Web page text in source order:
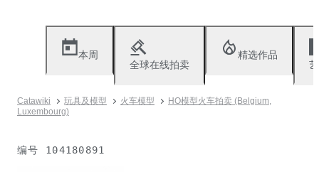
本周
全球在线拍卖
精选作品
Catawiki 玩具及模型 火车模型
HO模型火车拍卖 (Belgium,
Luxembourg)
编号 104180891